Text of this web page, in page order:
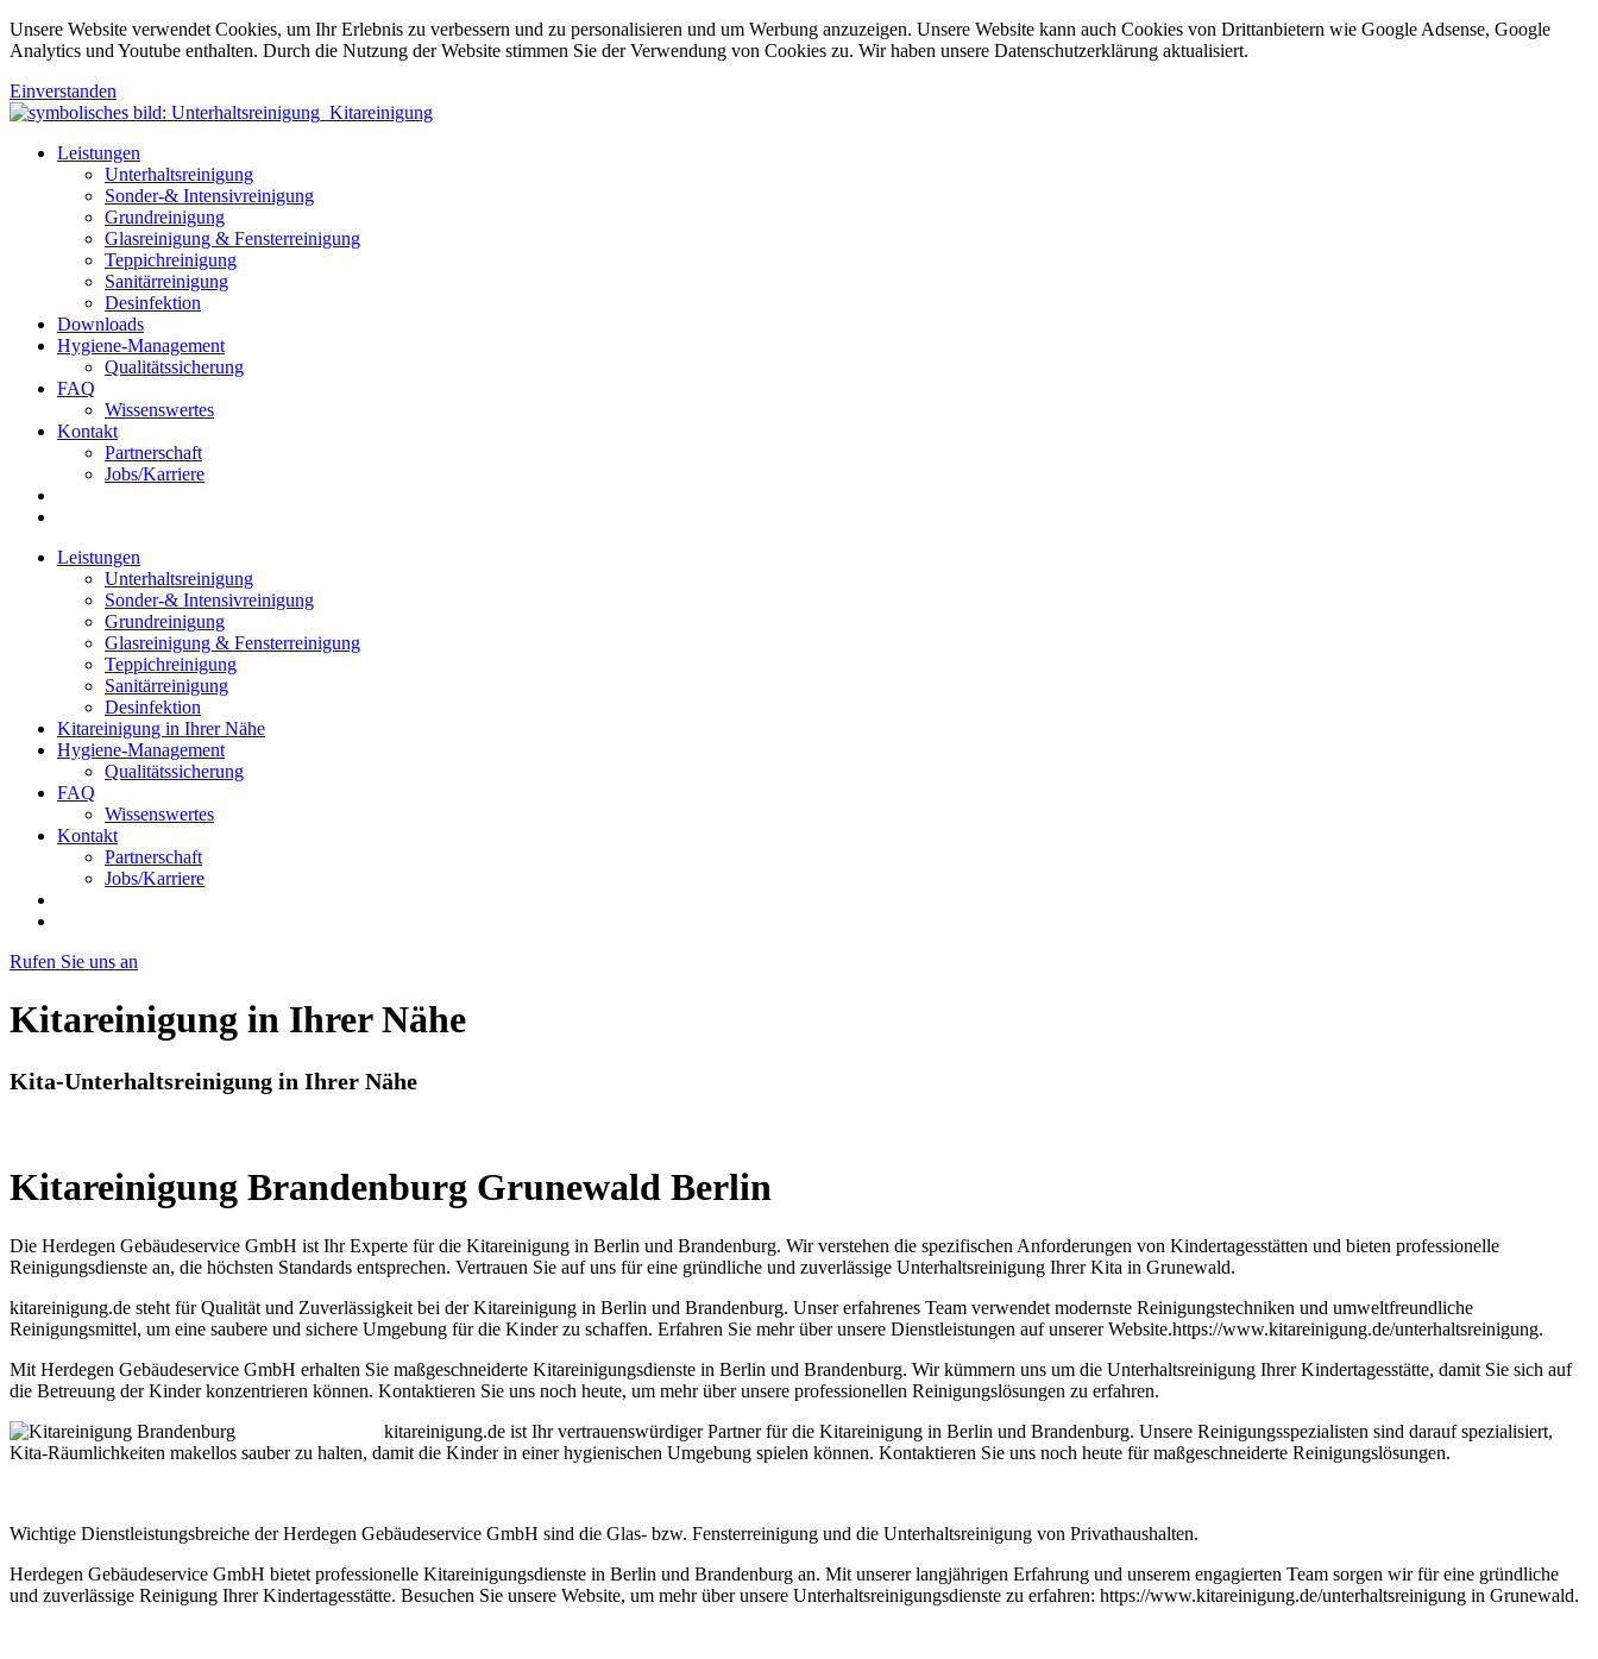
Unsere Website verwendet Cookies, um Ihr Erlebnis zu verbessern und zu personalisieren und um Werbung anzuzeigen. Unsere Website kann auch Cookies von Drittanbietern wie Google Adsense, Google
Analytics und Youtube enthalten. Durch die Nutzung der Website stimmen Sie der Verwendung von Cookies zu. Wir haben unsere Datenschutzerklärung aktualisiert.
Einverstanden
Leistungen
Unterhaltsreinigung
Sonder-& Intensivreinigung
Grundreinigung
Glasreinigung & Fensterreinigung
Teppichreinigung
Sanitärreinigung
Desinfektion
Downloads
Hygiene-Management
Qualitätssicherung
FAQ
Wissenswertes
Kontakt
Partnerschaft
Jobs/Karriere
Leistungen
Unterhaltsreinigung
Sonder-& Intensivreinigung
Grundreinigung
Glasreinigung & Fensterreinigung
Teppichreinigung
Sanitärreinigung
Desinfektion
Kitareinigung in Ihrer Nähe
Hygiene-Management
Qualitätssicherung
FAQ
Wissenswertes
Kontakt
Partnerschaft
Jobs/Karriere
Rufen Sie uns an
Kitareinigung in Ihrer Nähe
Kita-Unterhaltsreinigung in Ihrer Nähe
Kitareinigung Brandenburg Grunewald Berlin
Die Herdegen Gebäudeservice GmbH ist Ihr Experte für die Kitareinigung in Berlin und Brandenburg. Wir verstehen die spezifischen Anforderungen von Kindertagesstätten und bieten professionelle
Reinigungsdienste an, die höchsten Standards entsprechen. Vertrauen Sie auf uns für eine gründliche und zuverlässige Unterhaltsreinigung Ihrer Kita in Grunewald.
kitareinigung.de steht für Qualität und Zuverlässigkeit bei der Kitareinigung in Berlin und Brandenburg. Unser erfahrenes Team verwendet modernste Reinigungstechniken und umweltfreundliche
Reinigungsmittel, um eine saubere und sichere Umgebung für die Kinder zu schaffen. Erfahren Sie mehr über unsere Dienstleistungen auf unserer Website.https://www.kitareinigung.de/unterhaltsreinigung.
Mit Herdegen Gebäudeservice GmbH erhalten Sie maßgeschneiderte Kitareinigungsdienste in Berlin und Brandenburg. Wir kümmern uns um die Unterhaltsreinigung Ihrer Kindertagesstätte, damit Sie sich auf
die Betreuung der Kinder konzentrieren können. Kontaktieren Sie uns noch heute, um mehr über unsere professionellen Reinigungslösungen zu erfahren.
kitareinigung.de ist Ihr vertrauenswürdiger Partner für die Kitareinigung in Berlin und Brandenburg. Unsere Reinigungsspezialisten sind darauf spezialisiert,
Kita-Räumlichkeiten makellos sauber zu halten, damit die Kinder in einer hygienischen Umgebung spielen können. Kontaktieren Sie uns noch heute für maßgeschneiderte Reinigungslösungen.
Wichtige Dienstleistungsbreiche der Herdegen Gebäudeservice GmbH sind die Glas- bzw. Fensterreinigung und die Unterhaltsreinigung von Privathaushalten.
Herdegen Gebäudeservice GmbH bietet professionelle Kitareinigungsdienste in Berlin und Brandenburg an. Mit unserer langjährigen Erfahrung und unserem engagierten Team sorgen wir für eine gründliche
und zuverlässige Reinigung Ihrer Kindertagesstätte. Besuchen Sie unsere Website, um mehr über unsere Unterhaltsreinigungsdienste zu erfahren: https://www.kitareinigung.de/unterhaltsreinigung in Grunewald.